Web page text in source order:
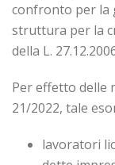
confronto per la
struttura per la
della L.
Per effetto delle
21/2022, tale
lavoratori